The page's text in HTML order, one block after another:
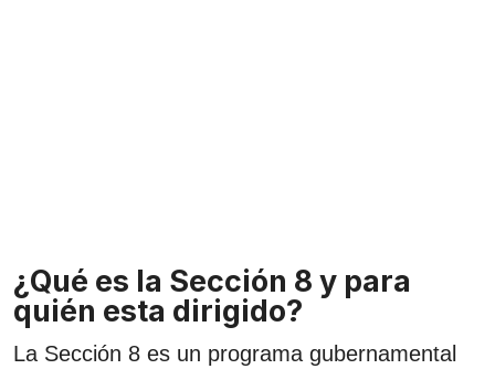
¿Qué es la Sección 8 y para
quién esta dirigido?
La Sección 8 es un programa gubernamental